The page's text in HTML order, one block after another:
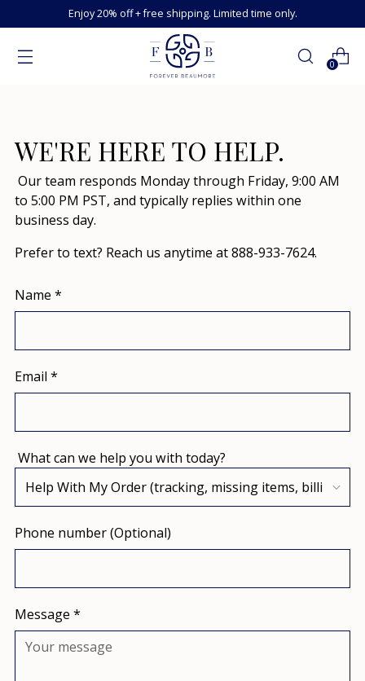
Enjoy 20% off + free shipping. Limited time only.
0
WE'RE HERE TO HELP.
Our team responds Monday through Friday, 9:00 AM
to 5:00 PM PST, and typically replies within one
business day.
Prefer to text? Reach us anytime at 888-933-7624.
Name *
Email*
What can we help you with today?
Phone number (Optional)
Message *